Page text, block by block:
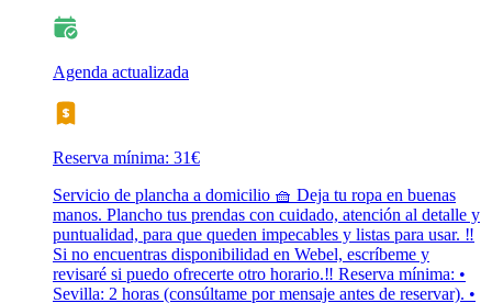
Agenda actualizada
Reserva mínima: 31€
Servicio de plancha a domicilio 🧺 Deja tu ropa en buenas
manos. Plancho tus prendas con cuidado, atención al detalle y
puntualidad, para que queden impecables y listas para usar. ‼️
Si no encuentras disponibilidad en Webel, escríbeme y
revisaré si puedo ofrecerte otro horario.‼️ Reserva mínima: •
Sevilla: 2 horas (consúltame por mensaje antes de reservar). •